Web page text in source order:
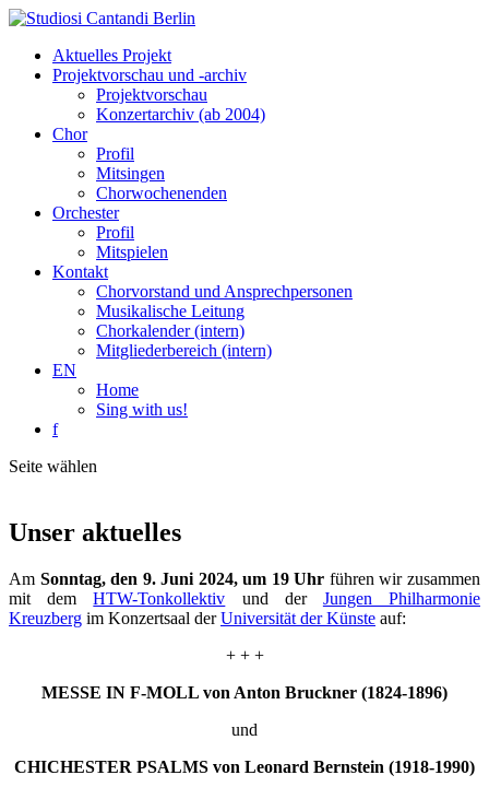
Aktuelles Projekt
Projektvorschau und -archiv
Projektvorschau
Konzertarchiv (ab 2004)
Chor
Profil
Mitsingen
Chorwochenenden
Orchester
Profil
Mitspielen
Kontakt
Chorvorstand und Ansprechpersonen
Musikalische Leitung
Chorkalender (intern)
Mitgliederbereich (intern)
EN
Home
Sing with us!
f
Seite wählen
Unser aktuelles
Am Sonntag, den 9. Juni 2024, um 19 Uhr führen wir zusammen
mit demHTW-Tonkollektiv und der Jungen Philharmonie
Kreuzberg im Konzertsaal derUniversität der Künste auf:
+ + +
MESSE IN F-MOLL von Anton Bruckner (1824-1896)
und
CHICHESTER PSALMS von Leonard Bernstein (1918-1990)